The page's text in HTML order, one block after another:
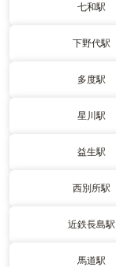
七和駅
下野代駅
多度駅
星川駅
益生駅
西別所駅
近鉄長島駅
馬道駅